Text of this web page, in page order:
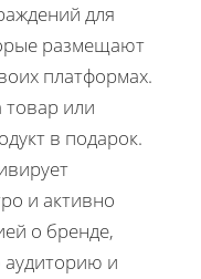
для
размещают
платформах.
товар или
в подарок.
и активно
о бренде,
и